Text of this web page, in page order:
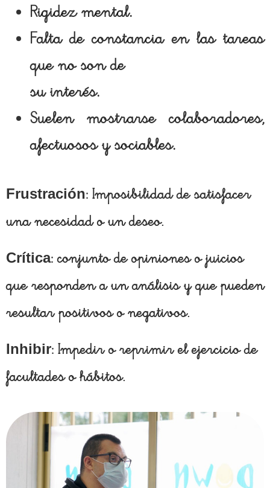
Rigidez mental.
Falta de constancia en las tareas
que no son de
su interés.
Suelen mostrarse colaboradores,
afectuosos y sociables.
Frustración: Imposibilidad de satisfacer
una necesidad o un deseo.
Crítica: conjunto de opiniones o juicios
que responden a un análisis y que pueden
resultar positivos o negativos.
Inhibir: Impedir o reprimir el ejercicio de
facultades o hábitos.